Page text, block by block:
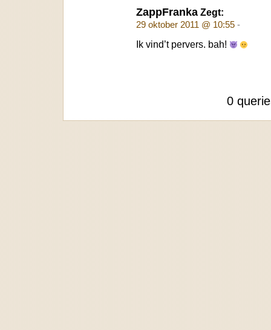
ZappFranka Zegt:
29 oktober 2011 @ 10:55 -
Ik vind’t pervers. bah!
0